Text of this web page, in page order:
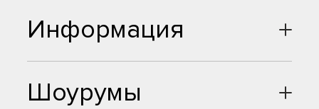
Шоурумы
Информация